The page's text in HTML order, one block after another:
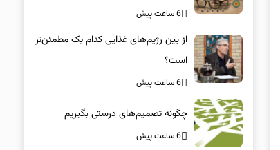
جراحان، چشم فرزندان خود را لیزیک
می‌کنند؟
6 ساعت پیش
از بین رژیم‌های غذایی کدام یک مطمئن‌تر
است؟‌
6 ساعت پیش
چگونه تصمیم‌های درستی بگیریم
6 ساعت پیش